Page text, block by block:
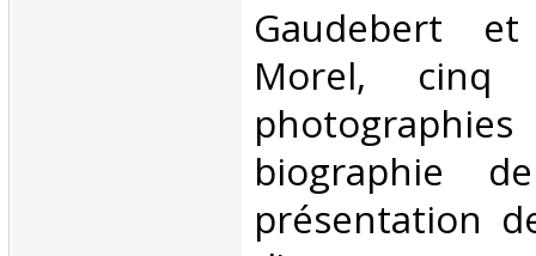
Gaudebert et
Morel, cinq
biographie
présentation